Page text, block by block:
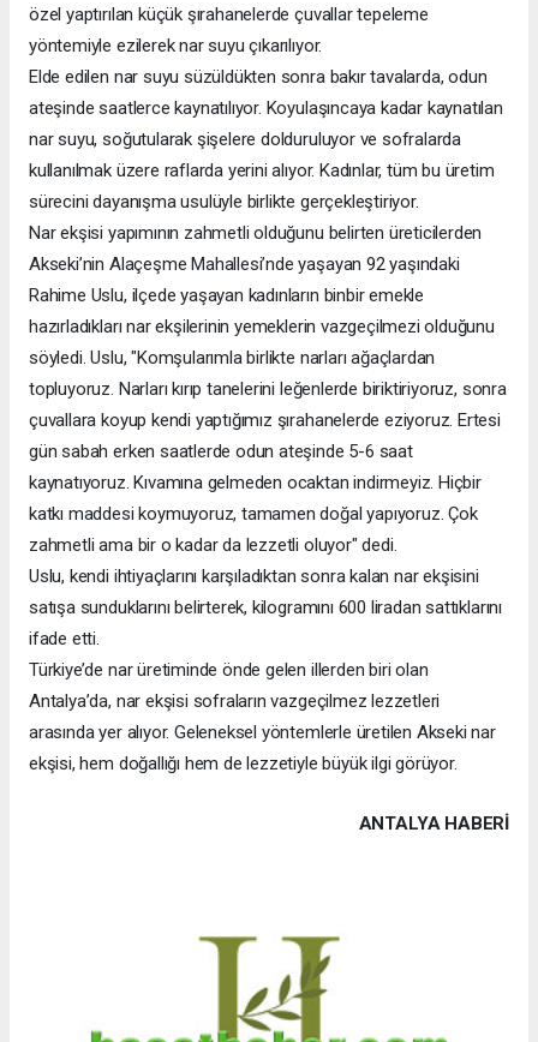
özel yaptırılan küçük şırahanelerde çuvallar tepeleme
yöntemiyle ezilerek nar suyu çıkarılıyor.
Elde edilen nar suyu süzüldükten sonra bakır tavalarda, odun
ateşinde saatlerce kaynatılıyor. Koyulaşıncaya kadar kaynatılan
nar suyu, soğutularak şişelere dolduruluyor ve sofralarda
kullanılmak üzere raflarda yerini alıyor. Kadınlar, tüm bu üretim
sürecini dayanışma usulüyle birlikte gerçekleştiriyor.
Nar ekşisi yapımının zahmetli olduğunu belirten üreticilerden
Akseki’nin Alaçeşme Mahallesi’nde yaşayan 92 yaşındaki
Rahime Uslu, ilçede yaşayan kadınların binbir emekle
hazırladıkları nar ekşilerinin yemeklerin vazgeçilmezi olduğunu
söyledi. Uslu, "Komşularımla birlikte narları ağaçlardan
topluyoruz. Narları kırıp tanelerini leğenlerde biriktiriyoruz, sonra
çuvallara koyup kendi yaptığımız şırahanelerde eziyoruz. Ertesi
gün sabah erken saatlerde odun ateşinde 5-6 saat
kaynatıyoruz. Kıvamına gelmeden ocaktan indirmeyiz. Hiçbir
katkı maddesi koymuyoruz, tamamen doğal yapıyoruz. Çok
zahmetli ama bir o kadar da lezzetli oluyor" dedi.
Uslu, kendi ihtiyaçlarını karşıladıktan sonra kalan nar ekşisini
satışa sunduklarını belirterek, kilogramını 600 liradan sattıklarını
ifade etti.
Türkiye’de nar üretiminde önde gelen illerden biri olan
Antalya’da, nar ekşisi sofraların vazgeçilmez lezzetleri
arasında yer alıyor. Geleneksel yöntemlerle üretilen Akseki nar
ekşisi, hem doğallığı hem de lezzetiyle büyük ilgi görüyor.
ANTALYA HABERİ